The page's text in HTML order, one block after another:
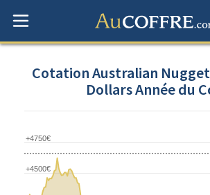
Cotation Australian Nugget
Dollars Année du
+4500€
+4750€